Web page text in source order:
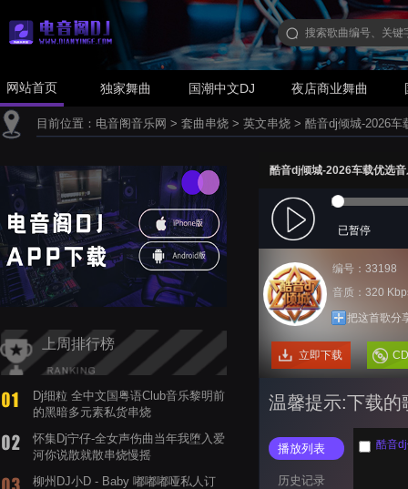
网站首页 独家舞曲 国潮中文DJ 夜店商业舞曲
目前位置： 电音阁音乐网 > 套曲串烧 > 英文串烧 > 酷音dj倾城-2026车
上周排行榜
Dj细粒 全中文国粤语Club音乐黎明前
的黑暗多元素私货串烧
怀集Dj宁仔-全女声伤曲当年我堕入爱
河你说散就散串烧慢摇
柳州DJ小D - Baby 嘟嘟嘟哑私人订
酷音dj倾城-2026车载优选
已暂停
编号：33198
音质：320
把这首歌分
立即下载
温馨提示:下载的
播放列表
历史记录